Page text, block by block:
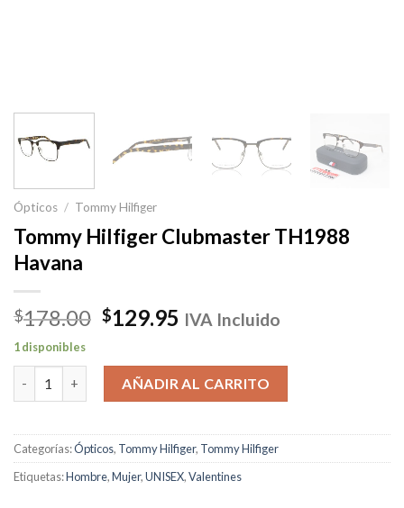
Ópticos / Tommy Hilfiger
Tommy Hilfiger Clubmaster TH1988
Havana
$178.00 El
original
era:
$178.00.
$129.95 El
actual
es:
$129.95.
IVA Incluido
1 disponibles
Tommy Hilfiger Clubmaster TH1988 Havana cantidad
AÑADIR AL CARRITO
Categorías:Ópticos, Tommy Hilfiger, Tommy Hilfiger
Etiquetas:Hombre,Mujer,UNISEX,Valentines